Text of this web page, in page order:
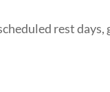
rest days,